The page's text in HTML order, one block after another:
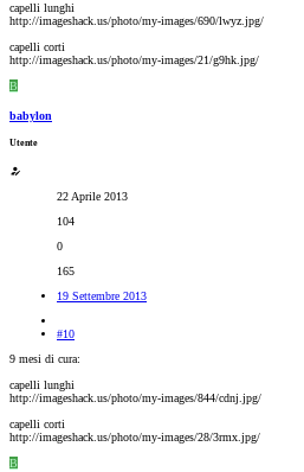
capelli lunghi
http://imageshack.us/photo/my-images/690/lwyz.jpg/
capelli corti
http://imageshack.us/photo/my-images/21/g9hk.jpg/
B
babylon
Utente
22 Aprile 2013
104
0
165
19 Settembre 2013
#10
9 mesi di cura:
capelli lunghi
http://imageshack.us/photo/my-images/844/cdnj.jpg/
capelli corti
http://imageshack.us/photo/my-images/28/3rmx.jpg/
B